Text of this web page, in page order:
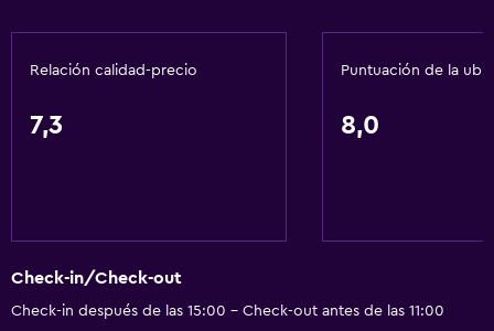
Wifi gratis
Wifi disponible en todas las instalaciones
Calefacción
Gel de ducha
Relación calidad-precio
7,3
Puntuación de la
8,0
Check-in/Check-out
Check-in después de las 15:00 - Check-out antes de las 11:00